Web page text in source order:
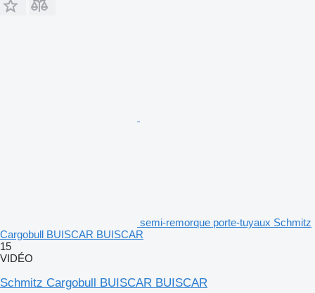
semi-remorque porte-tuyaux Schmitz
Cargobull BUISCAR BUISCAR
15
VIDÉO
Schmitz Cargobull BUISCAR BUISCAR